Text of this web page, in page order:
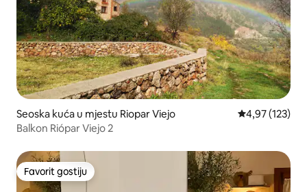
Seoska kuća u mjestu Riopar Viejo prosječna
4,97 (123)
Balkon Riópar Viejo 2
Favorit gostiju
Favorit gostiju